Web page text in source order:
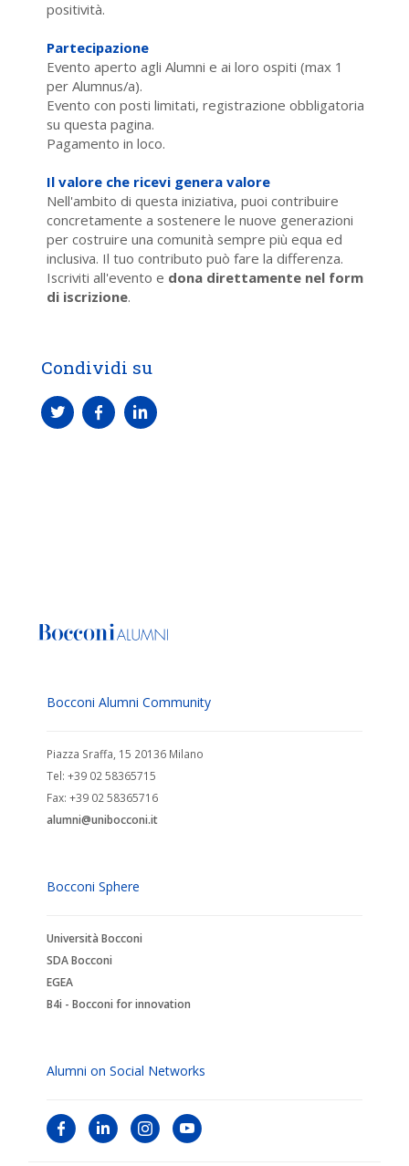
positività.
Partecipazione
Evento aperto agli Alumni e ai loro ospiti (max 1
per Alumnus/a).
Evento con posti limitati, registrazione obbligatoria
su questa pagina.
Pagamento in loco.
Il valore che ricevi genera valore
Nell'ambito di questa iniziativa, puoi contribuire
concretamente a sostenere le nuove generazioni
per costruire una comunità sempre più equa ed
inclusiva. Il tuo contributo può fare la differenza.
Iscriviti all'evento e dona direttamente nel form
di iscrizione.
Condividi su
Bocconi Alumni Community
Piazza Sraffa, 15 20136 Milano
Tel: +39 02 58365715
Fax: +39 02 58365716
alumni@unibocconi.it
Bocconi Sphere
Università Bocconi
SDA Bocconi
EGEA
B4i - Bocconi for innovation
Alumni on Social Networks